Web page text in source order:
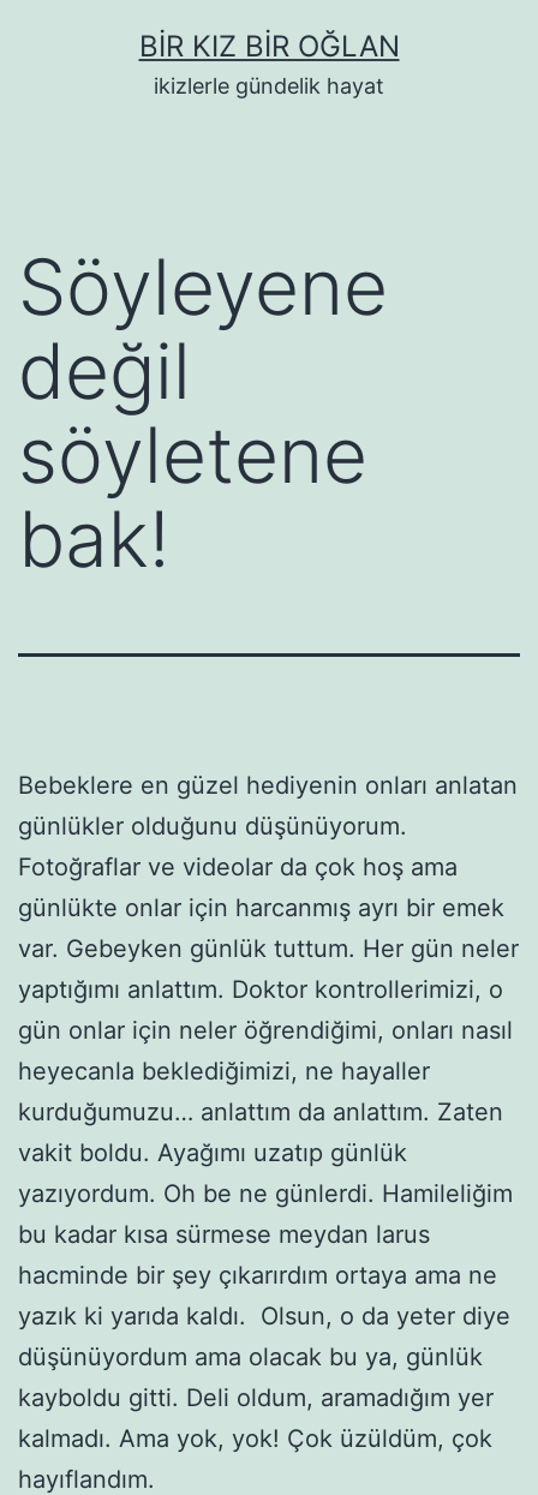
BIR KIZ BIR OĞLAN
ikizlerle gündelik hayat
Söyleyene
değil
söyletene
bak!
Bebeklere en güzel hediyenin onları anlatan
günlükler olduğunu düşünüyorum.
Fotoğraflar ve videolar da çok hoş ama
günlükte onlar için harcanmış ayrı bir emek
var. Gebeyken günlük tuttum. Her gün neler
yaptığımı anlattım. Doktor kontrollerimizi, o
gün onlar için neler öğrendiğimi, onları nasıl
heyecanla beklediğimizi, ne hayaller
kurduğumuzu… anlattım da anlattım. Zaten
vakit boldu. Ayağımı uzatıp günlük
yazıyordum. Oh be ne günlerdi. Hamileliğim
bu kadar kısa sürmese meydan larus
hacminde bir şey çıkarırdım ortaya ama ne
yazık ki yarıda kaldı. Olsun, o da yeter diye
düşünüyordum ama olacak bu ya, günlük
kayboldu gitti. Deli oldum, aramadığım yer
kalmadı. Ama yok, yok! Çok üzüldüm, çok
hayıflandım.